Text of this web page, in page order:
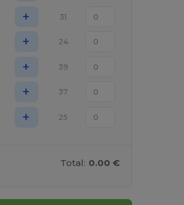
+ 31
+ 24
+ 39
+ 37
+ 25
Total: 0.00 €